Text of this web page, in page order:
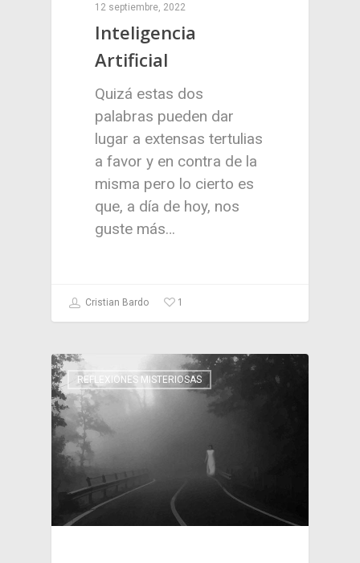
12 septiembre, 2022
Inteligencia
Artificial
Quizá estas dos
palabras pueden dar
lugar a extensas tertulias
a favor y en contra de la
misma pero lo cierto es
que, a día de hoy, nos
guste más…
Cristian Bardo 1
REFLEXIONES MISTERIOSAS